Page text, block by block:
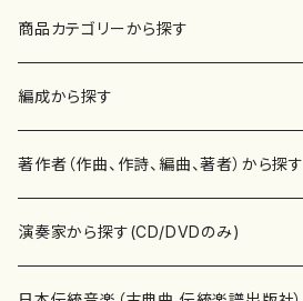
商品カテゴリーから探す
楽譜
書籍
書籍
テキストブック
CD・DVD
編成から探す
邦楽器
箏・琴（ソロ）
箏・琴（合奏）
合唱
混声合唱
著作者（作曲、作詩、編曲、著者）から探す
あ行
青木省三(アオキ ショウゾウ)
演奏家から探す(CD/DVDのみ)